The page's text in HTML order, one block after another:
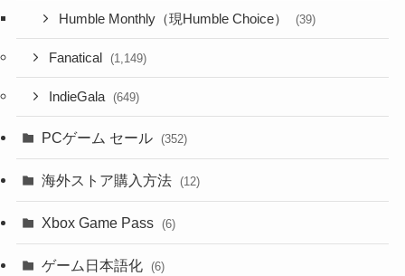
Humble Monthly（現Humble Choice） (39)
Fanatical (1,149)
IndieGala (649)
PCゲーム セール (352)
海外ストア購入方法 (12)
Xbox Game Pass (6)
ゲーム日本語化 (6)